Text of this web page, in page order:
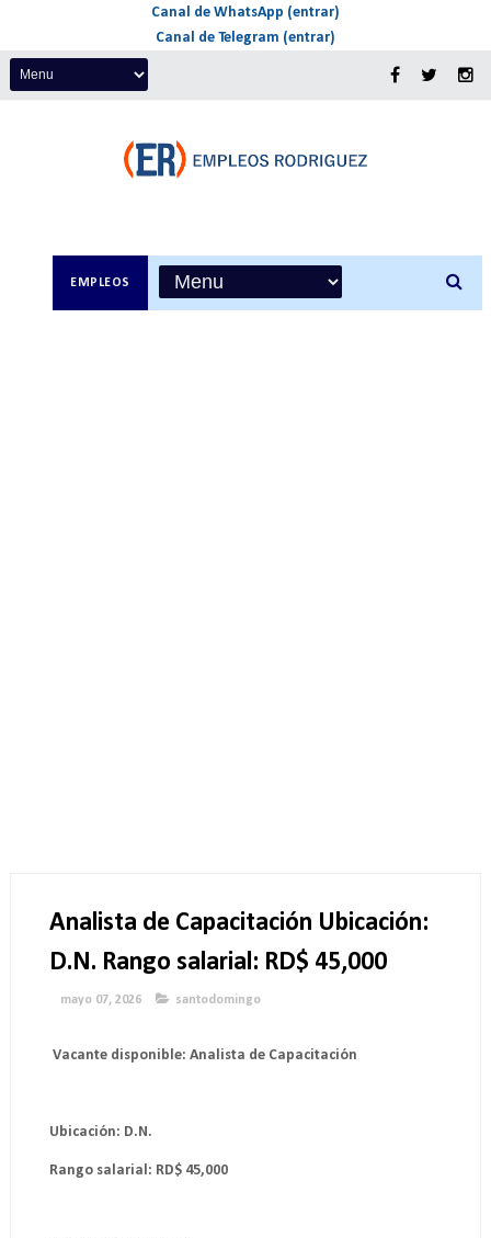
Canal de WhatsApp (entrar)
Canal de Telegram (entrar)
EMPLEOS
Analista de Capacitación Ubicación:
D.N. Rango salarial: RD$ 45,000
mayo 07, 2026 santodomingo
Vacante disponible: Analista de Capacitación
Ubicación: D.N.
Rango salarial: RD$ 45,000